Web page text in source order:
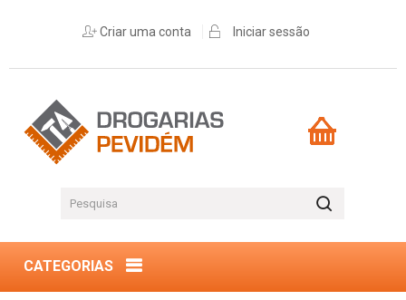
Criar uma conta Iniciar sessão
CATEGORIAS